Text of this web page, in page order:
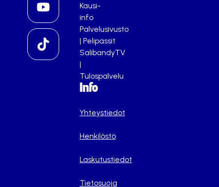
Kausi-
info
Palvelusivusto
| Pelipassit
SalibandyTV
|
Tulospalvelu
Info
Yhteystiedot
Henkilöstö
Laskutustiedot
Tietosuoja